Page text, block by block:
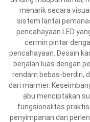
menarik secara
sistem lantai
pencahayaan LED
cermin pintar
pencahayaan. Desain
berjalan luas dengan
rendam bebas-berdiri,
dari marmer.
abu menciptakan
fungsionalitas
penyimpanan dan